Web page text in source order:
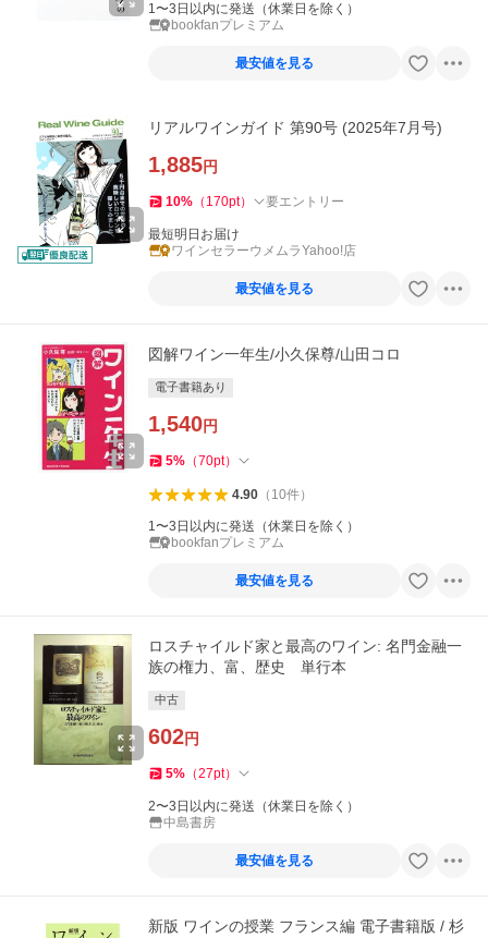
1〜3日以内に発送（休業日を除く）
bookfanプレミアム
最安値を見る
リアルワインガイド 第90号 (2025年7月号)
1,885円
10% （ 170pt） 要エントリー
最短明日お届け
ワインセラーウメムラYahoo!店
最安値を見る
図解ワイン一年生/小久保尊/山田コロ
電子書籍あり
1,540円
5% （70pt）
4.90（ 10件）
1〜3日以内に発送（休業日を除く）
bookfanプレミアム
最安値を見る
ロスチャイルド家と最高のワイン: 名門金融一
族の権力、富、歴史 単行本
中古
602円
5% （27pt）
2〜3日以内に発送（休業日を除く）
中島書房
最安値を見る
新版 ワインの授業 フランス編 電子書籍版 / 杉